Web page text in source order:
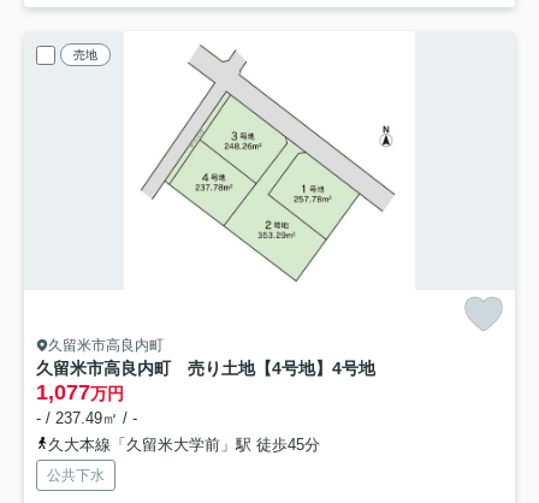
売地
久留米市高良内町
久留米市高良内町 売り土地【4号地】 4号地
1,077万円
- / 237.49㎡ / -
久大本線「久留米大学前」駅 徒歩45分
公共下水